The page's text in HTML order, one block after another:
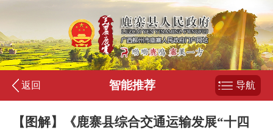
返回 智能推荐 导航
【图解】《鹿寨县综合交通运输发展“十四